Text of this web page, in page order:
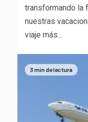
transformando la
nuestras
viaje más...
3 min de lectura